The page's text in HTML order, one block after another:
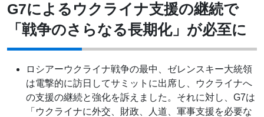
G7によるウクライナ支援の継続で
「戦争のさらなる長期化」が必至に
ロシアーウクライナ戦争の最中、ゼレンスキー大統領
は電撃的に訪日してサミットに出席し、ウクライナへ
の支援の継続と強化を訴えました。それに対し、G7は
「ウクライナに外交、財政、人道、軍事支援を必要な